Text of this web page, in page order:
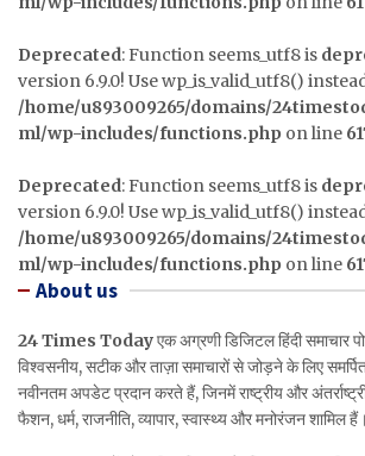
Deprecated: Function seems_utf8 is
version 6.9.0! Use wp_is_valid_utf8()
/home/u893009265/domains/
ml/wp-includes/functions.php on line
Deprecated: Function seems_utf8 is
version 6.9.0! Use wp_is_valid_utf8()
/home/u893009265/domains/
ml/wp-includes/functions.php on line
About us
24 Times Todayएक अग्रणी डिजिटल हिंदी समाचार
विश्वसनीय, सटीक और ताज़ा समाचारों से जोड़ने के लिए
नवीनतम अपडेट प्रदान करते हैं, जिनमें राष्ट्रीय और
फैशन, धर्म, राजनीति, व्यापार, स्वास्थ्य और मनोरंजन शामिल हैं।